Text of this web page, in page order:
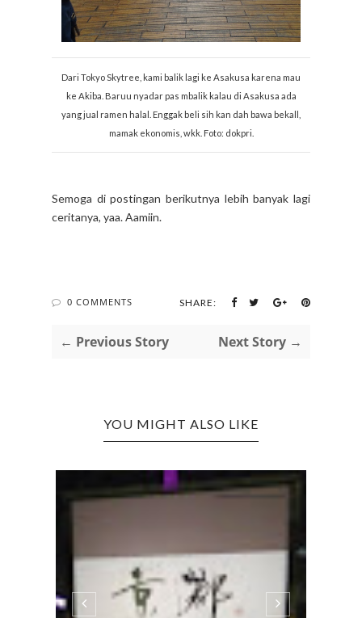
Dari Tokyo Skytree, kami balik lagi ke Asakusa karena mau
ke Akiba. Baruu nyadar pas mbalik kalau di Asakusa ada
yang jual ramen halal. Enggak beli sih kan dah bawa bekall,
mamak ekonomis, wkk. Foto: dokpri.
Semoga di postingan berikutnya lebih banyak lagi
ceritanya, yaa. Aamiin.
0 COMMENTS SHARE:
← Previous Story Next Story →
YOU MIGHT ALSO LIKE